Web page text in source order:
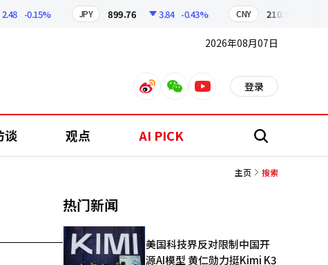
-0.15% JPY 899.76 3.84 -0.43% CNY 210.96
2026年08月07日
weiboweixinyoutube 登录
谈 观点 AI PICK 搜
主页 搜索
热门新闻
美国科技界反对限制中国开
源AI模型 黄仁勋力挺Kimi K3